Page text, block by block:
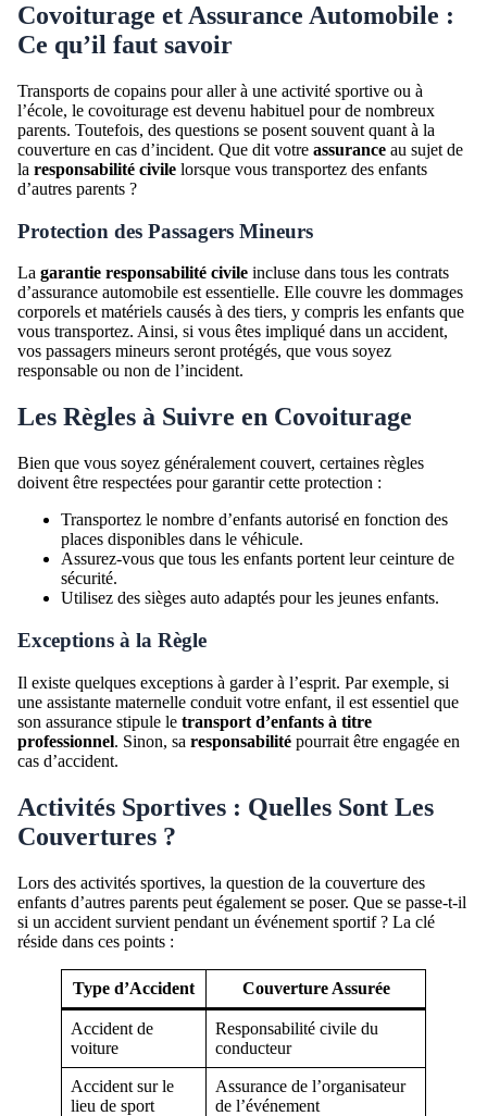
Covoiturage et Assurance Automobile :
Ce qu’il faut savoir
Transports de copains pour aller à une activité sportive ou à
l’école, le covoiturage est devenu habituel pour de nombreux
parents. Toutefois, des questions se posent souvent quant à la
couverture en cas d’incident. Que dit votre assurance au sujet de
la responsabilité civile lorsque vous transportez des enfants
d’autres parents ?
Protection des Passagers Mineurs
La garantie responsabilité civile incluse dans tous les contrats
d’assurance automobile est essentielle. Elle couvre les dommages
corporels et matériels causés à des tiers, y compris les enfants que
vous transportez. Ainsi, si vous êtes impliqué dans un accident,
vos passagers mineurs seront protégés, que vous soyez
responsable ou non de l’incident.
Les Règles à Suivre en Covoiturage
Bien que vous soyez généralement couvert, certaines règles
doivent être respectées pour garantir cette protection :
Transportez le nombre d’enfants autorisé en fonction des
places disponibles dans le véhicule.
Assurez-vous que tous les enfants portent leur ceinture de
sécurité.
Utilisez des sièges auto adaptés pour les jeunes enfants.
Exceptions à la Règle
Il existe quelques exceptions à garder à l’esprit. Par exemple, si
une assistante maternelle conduit votre enfant, il est essentiel que
son assurance stipule le transport d’enfants à titre
professionnel. Sinon, sa responsabilité pourrait être engagée en
cas d’accident.
Activités Sportives : Quelles Sont Les
Couvertures ?
Lors des activités sportives, la question de la couverture des
enfants d’autres parents peut également se poser. Que se passe-t-il
si un accident survient pendant un événement sportif ? La clé
réside dans ces points :
Type d’Accident Couverture Assurée
Accident de
voiture
Responsabilité civile du
conducteur
Accident sur le
lieu de sport
Assurance de l’organisateur
de l’événement